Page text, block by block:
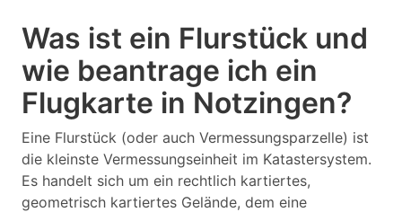
Was ist ein Flurstück und
wie beantrage ich ein
Flugkarte in Notzingen?
Eine Flurstück (oder auch Vermessungsparzelle) ist
die kleinste Vermessungseinheit im Katastersystem.
Es handelt sich um ein rechtlich kartiertes,
geometrisch kartiertes Gelände, dem eine